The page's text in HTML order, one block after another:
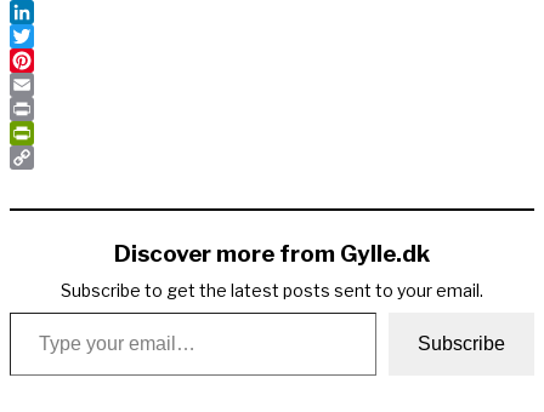
Facebook
LinkedIn
Twitter
Pinterest
Email
Print
PrintFriendly
Link
Discover more from Gylle.dk
Subscribe to get the latest posts sent to your email.
Type your email…
Subscribe